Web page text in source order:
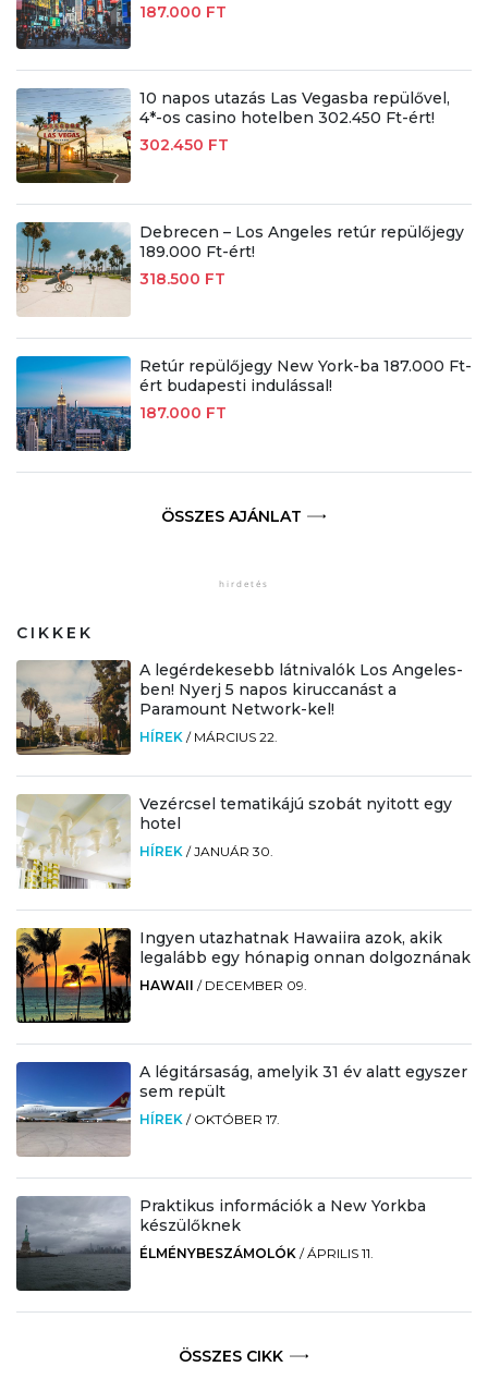
187.000 FT
10 napos utazás Las Vegasba repülővel,
4*-os casino hotelben 302.450 Ft-ért!
302.450 FT
Debrecen – Los Angeles retúr repülőjegy
189.000 Ft-ért!
318.500 FT
Retúr repülőjegy New York-ba 187.000 Ft-
ért budapesti indulással!
187.000 FT
ÖSSZES AJÁNLAT
CIKKEK
A legérdekesebb látnivalók Los Angeles-
ben! Nyerj 5 napos kiruccanást a
Paramount Network-kel!
HÍREK / MÁRCIUS 22.
Vezércsel tematikájú szobát nyitott egy
hotel
HÍREK /JANUÁR 30.
Ingyen utazhatnak Hawaiira azok, akik
legalább egy hónapig onnan dolgoznának
HAWAII / DECEMBER 09.
A légitársaság, amelyik 31 év alatt egyszer
sem repült
HÍREK / OKTÓBER 17.
Praktikus információk a New Yorkba
készülőknek
ÉLMÉNYBESZÁMOLÓK /ÁPRILIS 11.
ÖSSZES CIKK